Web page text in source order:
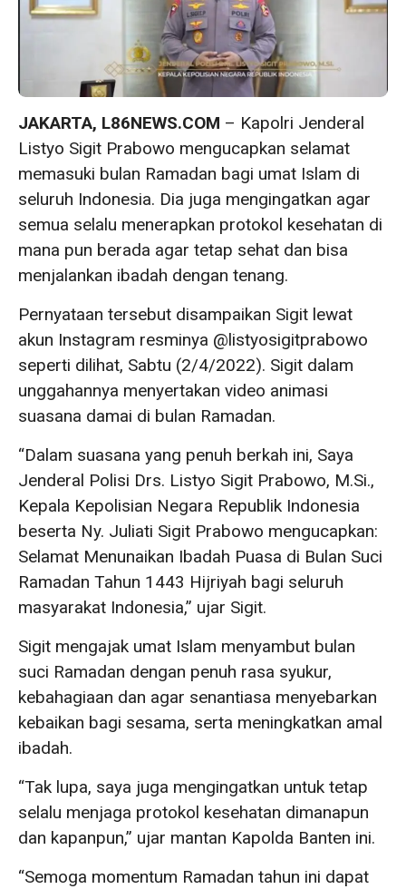
JAKARTA, L86NEWS.COM – Kapolri Jenderal
Listyo Sigit Prabowo mengucapkan selamat
memasuki bulan Ramadan bagi umat Islam di
seluruh Indonesia. Dia juga mengingatkan agar
semua selalu menerapkan protokol kesehatan di
mana pun berada agar tetap sehat dan bisa
menjalankan ibadah dengan tenang.
Pernyataan tersebut disampaikan Sigit lewat
akun Instagram resminya @listyosigitprabowo
seperti dilihat, Sabtu (2/4/2022). Sigit dalam
unggahannya menyertakan video animasi
suasana damai di bulan Ramadan.
“Dalam suasana yang penuh berkah ini, Saya
Jenderal Polisi Drs. Listyo Sigit Prabowo, M.Si.,
Kepala Kepolisian Negara Republik Indonesia
beserta Ny. Juliati Sigit Prabowo mengucapkan:
Selamat Menunaikan Ibadah Puasa di Bulan Suci
Ramadan Tahun 1443 Hijriyah bagi seluruh
masyarakat Indonesia,” ujar Sigit.
Sigit mengajak umat Islam menyambut bulan
suci Ramadan dengan penuh rasa syukur,
kebahagiaan dan agar senantiasa menyebarkan
kebaikan bagi sesama, serta meningkatkan amal
ibadah.
“Tak lupa, saya juga mengingatkan untuk tetap
selalu menjaga protokol kesehatan dimanapun
dan kapanpun,” ujar mantan Kapolda Banten ini.
“Semoga momentum Ramadan tahun ini dapat